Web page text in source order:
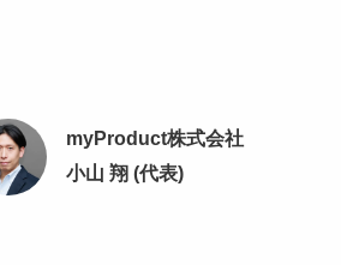
myProduct株式会社
小山 翔 (代表)